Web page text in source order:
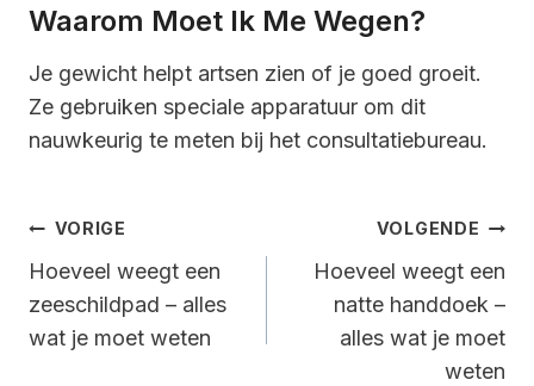
Waarom Moet Ik Me Wegen?
Je gewicht helpt artsen zien of je goed groeit.
Ze gebruiken speciale apparatuur om dit
nauwkeurig te meten bij het consultatiebureau.
Bericht
Navigatie
VORIGE
Hoeveel weegt een
zeeschildpad – alles
wat je moet weten
VOLGENDE
Hoeveel weegt een
natte handdoek –
alles wat je moet
weten